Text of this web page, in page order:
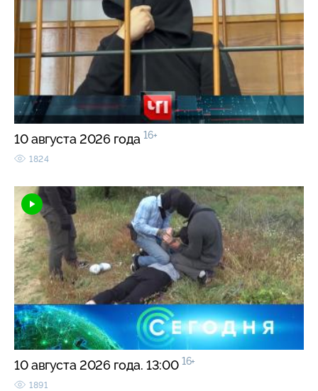
10 августа 2026 года 16+
1824
10 августа 2026 года. 13:00 16+
1891